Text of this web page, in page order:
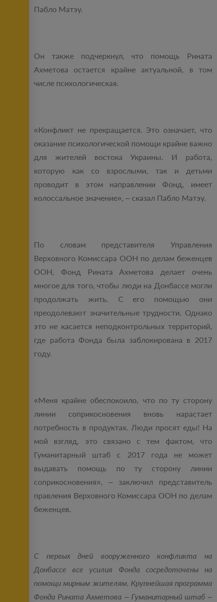
Пабло Матэу.
Он также подчеркнул, что помощь Рината
Ахметова остается крайне актуальной, в том
числе психологическая.
«Конфликт не прекращается. Это означает, что
оказание психологической помощи крайне важно
для жителей востока Украины. И работа,
которую как со взрослыми, так и детьми
проводит в этом направлении Фонд, имеет
колоссальное значение», – сказал Пабло Матэу.
По словам представителя Управления
Верховного Комиссара ООН по делам беженцев
ООН, Фонд Рината Ахметова делает очень
многое для того, чтобы люди на Донбассе могли
продолжать жить. С его помощью они
преодолевают значительные трудности. Однако
это не касается неподконтрольных территорий,
где работа Фонда была заблокирована в 2017
году.
«Меня крайне обеспокоило, что по ту сторону
линии соприкосновения вновь нарастает
потребность в продуктах. Люди просят еды! На
мой взгляд, это связано с тем фактом, что
Гуманитарный штаб с 2017 года не может
выдавать помощь по ту сторону линии
соприкосновения», – заключил представитель
правления Верховного Комиссара ООН по делам
беженцев.
С первых дней вооруженного конфликта на
Донбассе все усилия Фонда сосредоточены на
помощи мирным жителям. Крупнейшая программа
Фонда Рината Ахметова – Гуманитарный штаб –